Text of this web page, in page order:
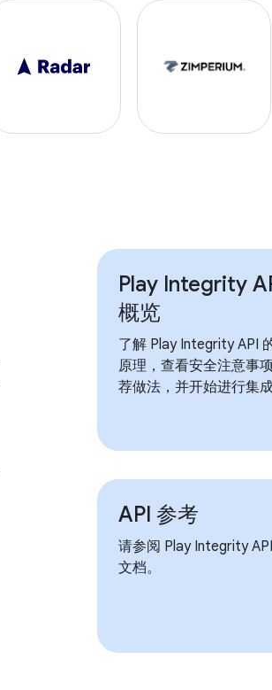
Play Integrity
概览
了解 Play Integrity API
原理，查看安全注意事
荐做法，并开始进行集成
API 参考
请参阅 Play Integrity
文档。